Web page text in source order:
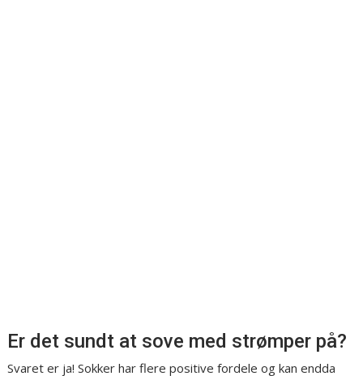
Er det sundt at sove med strømper på?
Svaret er ja! Sokker har flere positive fordele og kan endda